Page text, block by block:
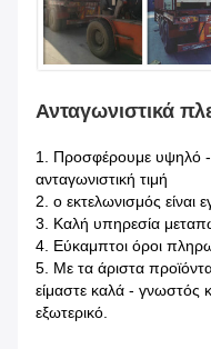
Ανταγωνιστικά
1. Προσφέρουμε υψηλό -
ανταγωνιστική τιμή
2. ο εκτελωνισμός είναι
3. Καλή υπηρεσία
4. Εύκαμπτοι όροι
5. Με τα άριστα προϊόντα
είμαστε καλά - γνωστός
εξωτερικό.